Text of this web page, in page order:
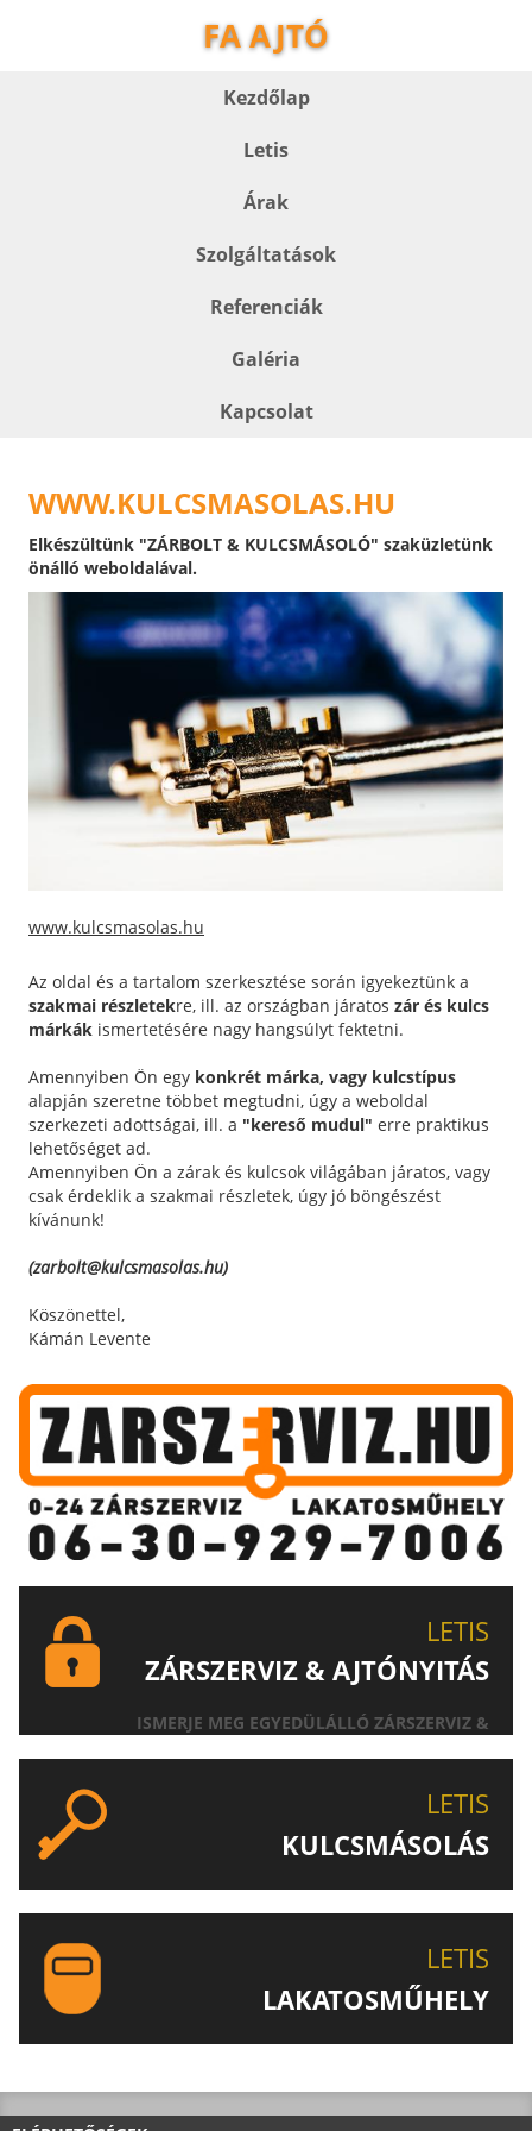
FA AJTÓ
Kezdőlap
Letis
Árak
Szolgáltatások
Referenciák
Galéria
Kapcsolat
WWW.KULCSMASOLAS.HU
Elkészültünk "ZÁRBOLT & KULCSMÁSOLÓ" szaküzletünk
önálló weboldalával.
www.kulcsmasolas.hu
Az oldal és a tartalom szerkesztése során igyekeztünk a
szakmai részletekre, ill. az országban járatos zár és kulcs
márkák ismertetésére nagy hangsúlyt fektetni.
Amennyiben Ön egy konkrét márka, vagy kulcstípus
alapján szeretne többet megtudni, úgy a weboldal
szerkezeti adottságai, ill. a "kereső mudul" erre praktikus
lehetőséget ad.
Amennyiben Ön a zárak és kulcsok világában járatos, vagy
csak érdeklik a szakmai részletek, úgy jó böngészést
kívánunk!
(zarbolt@kulcsmasolas.hu)
Köszönettel,
Kámán Levente
LETIS
ZÁRSZERVIZ & AJTÓNYITÁS
ISMERJE MEG EGYEDÜLÁLLÓ ZÁRSZERVIZ &
LETIS
KULCSMÁSOLÁS
LETIS
LAKATOSMŰHELY